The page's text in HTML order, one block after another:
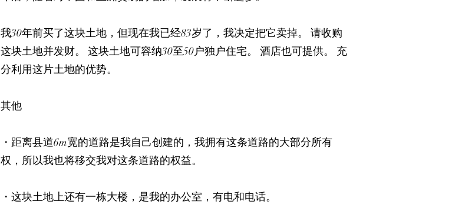
我30年前买了这块土地，但现在我已经83岁了，我决定把它卖掉。 请收购
这块土地并发财。 这块土地可容纳30至50户独户住宅。 酒店也可提供。 充
分利用这片土地的优势。
​其他
・距离县道6m宽的道路是我自己创建的，我拥有这条道路的大部分所有
权，所以我也将移交我对这条道路的权益。
​・这块土地上还有一栋大楼，是我的办公室，有电和电话。